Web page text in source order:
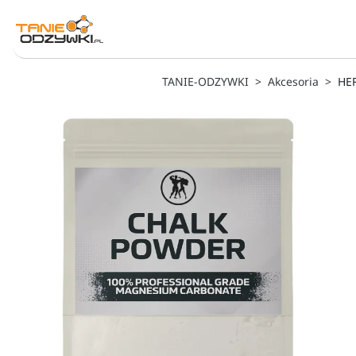
TANIE-ODZYWKI Akcesoria